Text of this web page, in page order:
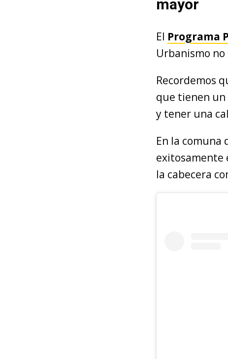
mayor
El Programa
Urbanismo
Recordemos
que tienen
y tener una
En la comuna
exitosamente
la cabecera